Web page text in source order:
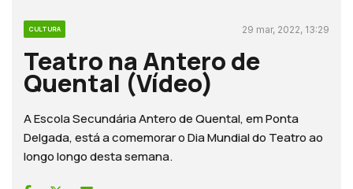
CULTURA 29 mar, 2022, 13:29
Teatro na Antero de
Quental (Vídeo)
A Escola Secundária Antero de Quental, em Ponta
Delgada, está a comemorar o Dia Mundial do Teatro ao
longo longo desta semana.